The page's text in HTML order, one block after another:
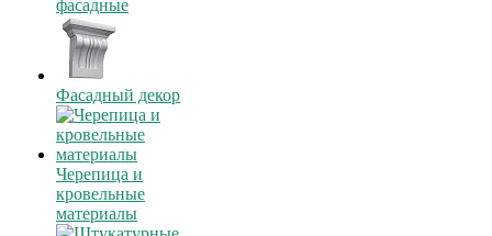
фасадные
Фасадный декор
Черепица и
кровельные
материалы